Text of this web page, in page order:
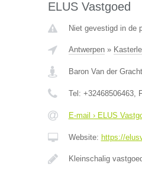
ELUS Vastgoed
Niet gevestigd in de
Antwerpen»
Baron Van der
Tel: +32468506463,
E-mail › ELUS
Website: https://
Kleinschalig